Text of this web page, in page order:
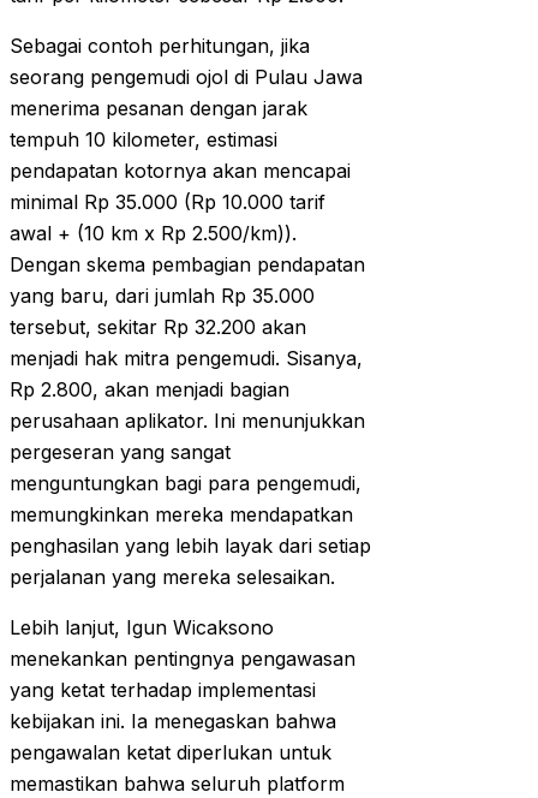
Sebagai contoh perhitungan, jika
seorang pengemudi ojol di Pulau Jawa
menerima pesanan dengan jarak
tempuh 10 kilometer, estimasi
pendapatan kotornya akan mencapai
minimal Rp 35.000 (Rp 10.000 tarif
awal + (10 km x Rp 2.500/km)).
Dengan skema pembagian pendapatan
yang baru, dari jumlah Rp 35.000
tersebut, sekitar Rp 32.200 akan
menjadi hak mitra pengemudi. Sisanya,
Rp 2.800, akan menjadi bagian
perusahaan aplikator. Ini menunjukkan
pergeseran yang sangat
menguntungkan bagi para pengemudi,
memungkinkan mereka mendapatkan
penghasilan yang lebih layak dari setiap
perjalanan yang mereka selesaikan.
Lebih lanjut, Igun Wicaksono
menekankan pentingnya pengawasan
yang ketat terhadap implementasi
kebijakan ini. Ia menegaskan bahwa
pengawalan ketat diperlukan untuk
memastikan bahwa seluruh platform